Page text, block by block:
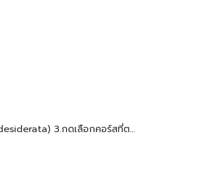
3.กดเลือกคอร์สที่ต...